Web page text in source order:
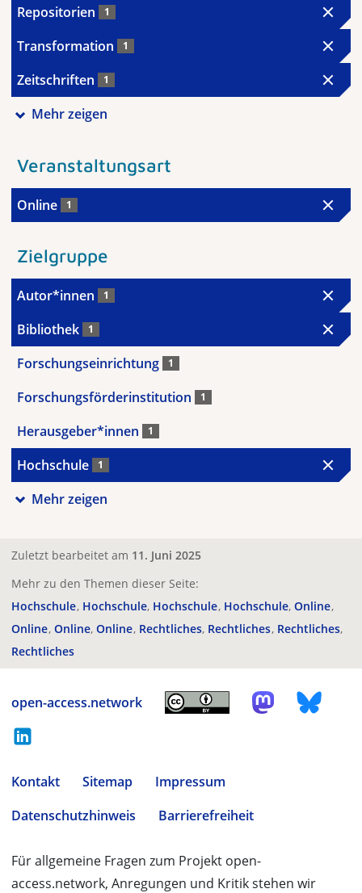
Repositorien 1
Transformation 1
Zeitschriften 1
Mehr zeigen
Veranstaltungsart
Online 1
Zielgruppe
Autor*innen 1
Bibliothek 1
Forschungseinrichtung 1
Forschungsförderinstitution 1
Herausgeber*innen 1
Hochschule 1
Mehr zeigen
Zuletzt bearbeitet am 11. Juni 2025
Mehr zu den Themen dieser Seite:
Hochschule Hochschule Hochschule Hochschule Online
Online Online Online Rechtliches Rechtliches Rechtliches
Rechtliches
open-access.network
Kontakt Sitemap
Impressum
Datenschutzhinweis
Barrierefreiheit
Für allgemeine Fragen zum Projekt open-
access.network, Anregungen und Kritik stehen wir